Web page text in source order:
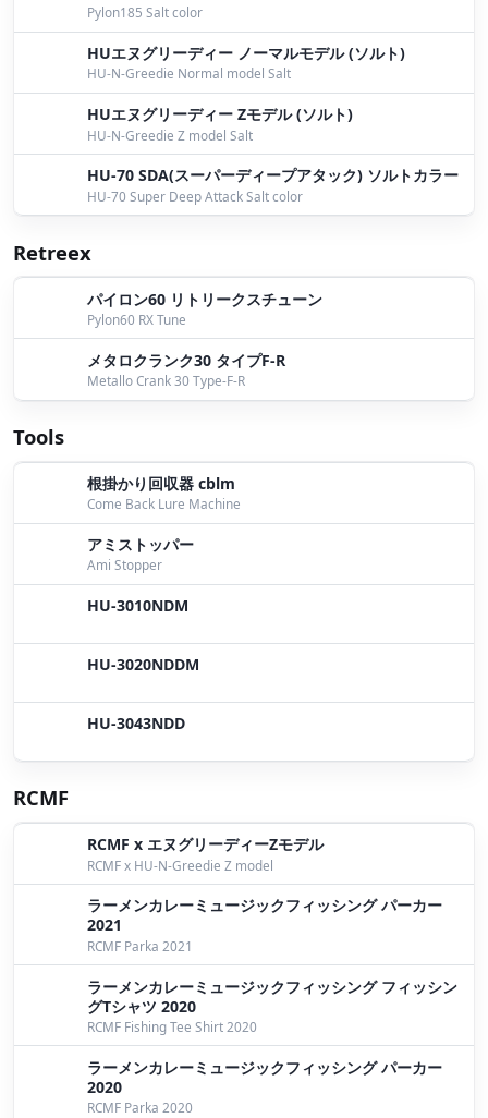
マッカ初投入♪by Ohta
スライドフォールジグby Yokoyama
ツインテール2.2インチもトレーラーとして！by Ohta
スライドフォールジグ 参上！！
短時間釣行by Kujime
Bomber
明日はいよいよ！ by Masuda
by Yokoyama
by Bomber
夏の思い出に！
ワイド2インチby Bomber
広島では・・・by Yokoyama
Pylon185 Salt color
HUエヌグリーディー ノーマルモデル (ソルト)
HU-N-Greedie Normal model Salt
HUエヌグリーディー Zモデル (ソルト)
HU-N-Greedie Z model Salt
HU-70 SDA(スーパーディープアタック) ソルトカラー
HU-70 Super Deep Attack Salt color
Retreex
パイロン60 リトリークスチューン
Pylon60 RX Tune
メタロクランク30 タイプF-R
Metallo Crank 30 Type-F-R
Tools
根掛かり回収器 cblm
Come Back Lure Machine
アミストッパー
Ami Stopper
HU-3010NDM
HU-3020NDDM
HU-3043NDD
RCMF
RCMF x エヌグリーディーZモデル
RCMF x HU-N-Greedie Z model
ラーメンカレーミュージックフィッシング パーカー
2021
RCMF Parka 2021
ラーメンカレーミュージックフィッシング フィッシン
グTシャツ 2020
RCMF Fishing Tee Shirt 2020
ラーメンカレーミュージックフィッシング パーカー
2020
RCMF Parka 2020